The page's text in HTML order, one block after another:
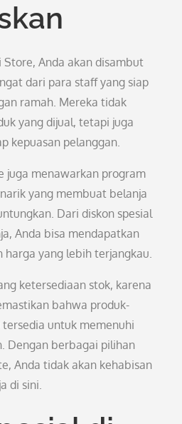
Store, Anda akan disambut
dari para staff yang siap
ramah. Mereka tidak
yang dijual, tetapi juga
kepuasan pelanggan.
juga menawarkan program
yang membuat belanja
Dari diskon spesial
Anda bisa mendapatkan
harga yang lebih terjangkau.
ketersediaan stok, karena
bahwa produk-
untuk memenuhi
Dengan berbagai pilihan
Anda tidak akan kehabisan
di sini.